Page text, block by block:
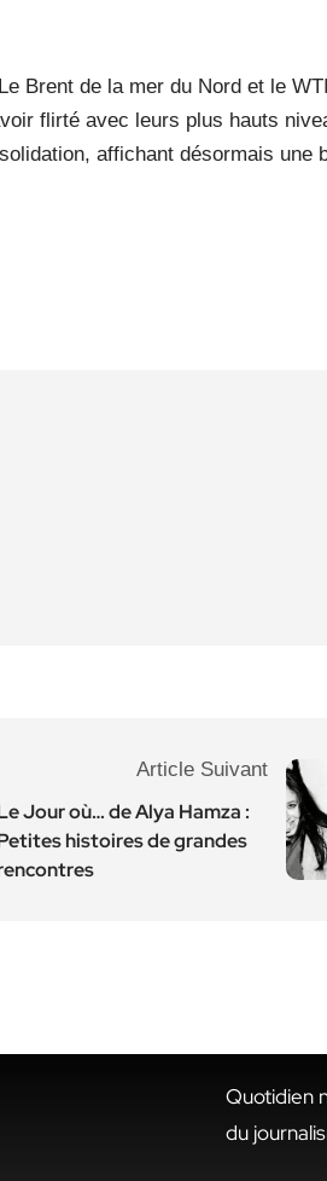
Brent de la mer du Nord et le
flirté avec leurs plus hauts
affichant désormais une
Article Suivant
Jour où… de Alya Hamza :
histoires de grandes
Quotidien
du